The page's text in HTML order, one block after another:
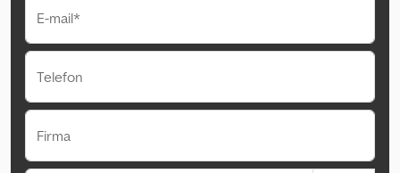
E-mail*
Telefon
Firma